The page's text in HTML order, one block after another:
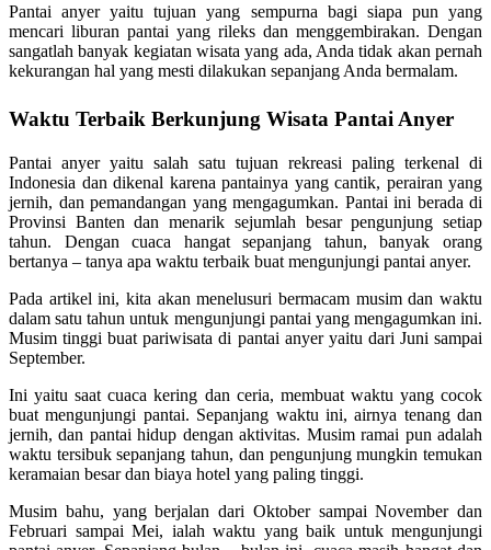
Pantai anyer yaitu tujuan yang sempurna bagi siapa pun yang
mencari liburan pantai yang rileks dan menggembirakan. Dengan
sangatlah banyak kegiatan wisata yang ada, Anda tidak akan pernah
kekurangan hal yang mesti dilakukan sepanjang Anda bermalam.
Waktu Terbaik Berkunjung Wisata Pantai Anyer
Pantai anyer yaitu salah satu tujuan rekreasi paling terkenal di
Indonesia dan dikenal karena pantainya yang cantik, perairan yang
jernih, dan pemandangan yang mengagumkan. Pantai ini berada di
Provinsi Banten dan menarik sejumlah besar pengunjung setiap
tahun. Dengan cuaca hangat sepanjang tahun, banyak orang
bertanya – tanya apa waktu terbaik buat mengunjungi pantai anyer.
Pada artikel ini, kita akan menelusuri bermacam musim dan waktu
dalam satu tahun untuk mengunjungi pantai yang mengagumkan ini.
Musim tinggi buat pariwisata di pantai anyer yaitu dari Juni sampai
September.
Ini yaitu saat cuaca kering dan ceria, membuat waktu yang cocok
buat mengunjungi pantai. Sepanjang waktu ini, airnya tenang dan
jernih, dan pantai hidup dengan aktivitas. Musim ramai pun adalah
waktu tersibuk sepanjang tahun, dan pengunjung mungkin temukan
keramaian besar dan biaya hotel yang paling tinggi.
Musim bahu, yang berjalan dari Oktober sampai November dan
Februari sampai Mei, ialah waktu yang baik untuk mengunjungi